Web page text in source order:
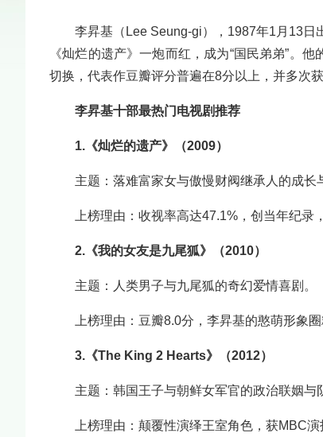
李昇基（Lee Seung-gi），1987年1月13
《灿烂的遗产》一炮而红，成为“国民弟弟”。
切换，代表作豆瓣评分普遍在8分以上，并多次
李昇基十部最热门电视剧推荐
1.《灿烂的遗产》（2009）
主题：落难富家女与傲慢财阀继承人的成长
上榜理由：收视率高达47.1%，创当年纪
2.《我的女友是九尾狐》（2010）
主题：人类男子与九尾狐的奇幻爱情喜剧。
上榜理由：豆瓣8.0分，李昇基的憨萌形象
3.《The King 2 Hearts》（2012）
主题：韩国王子与朝鲜女军官的政治联姻与
上榜理由：颠覆性演绎王室角色，获MBC